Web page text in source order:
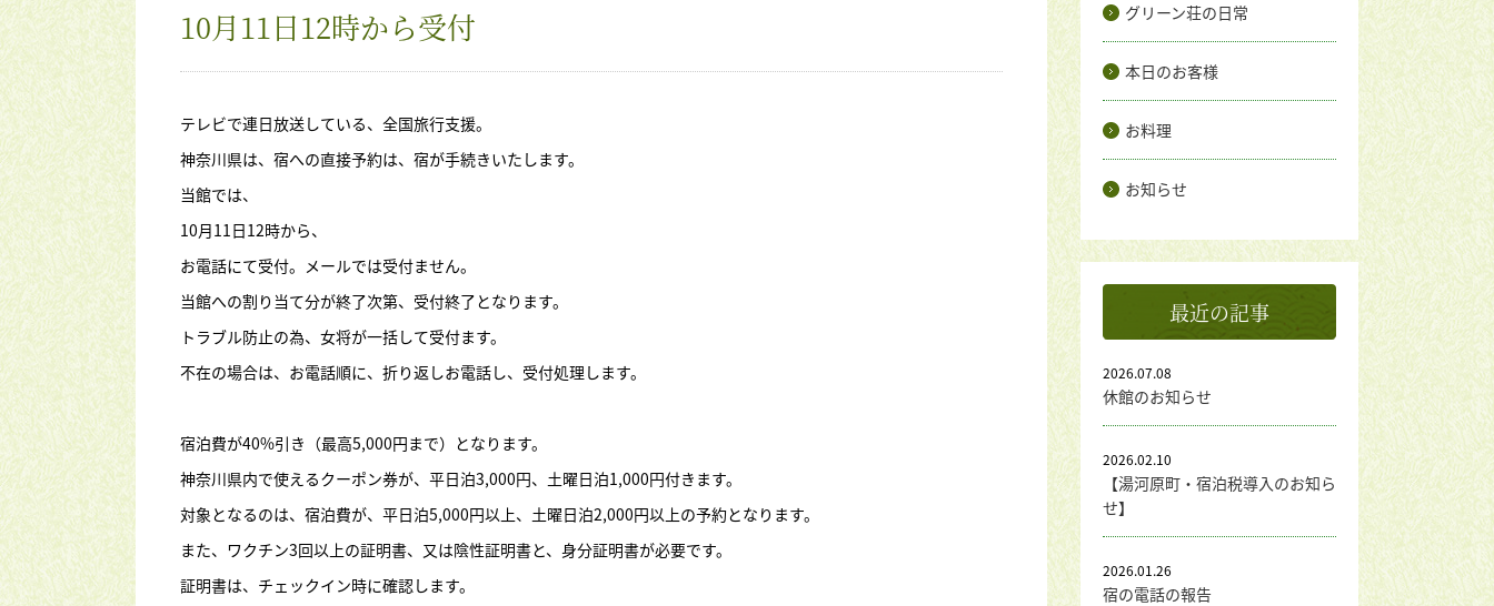
10月11日12時から受付
テレビで連日放送している、全国旅行支援。
神奈川県は、宿への直接予約は、宿が手続きいたします。
当館では、
10月11日12時から、
お電話にて受付。メールでは受付ません。
当館への割り当て分が終了次第、受付終了となります。
トラブル防止の為、女将が一括して受付ます。
不在の場合は、お電話順に、折り返しお電話し、受付処理します。
宿泊費が40%引き（最高5,000円まで）となります。
神奈川県内で使えるクーポン券が、平日泊3,000円、土曜日泊1,000円付きます。
対象となるのは、宿泊費が、平日泊5,000円以上、土曜日泊2,000円以上の予約となります。
また、ワクチン3回以上の証明書、又は陰性証明書と、身分証明書が必要です。
証明書は、チェックイン時に確認します。
グリーン荘の日常
本日のお客様
お料理
お知らせ
最近の記事
休館のお知らせ
2026.07.08
【湯河原町・宿泊税導入のお知ら
せ】
2026.02.10
宿の電話の報告
2026.01.26